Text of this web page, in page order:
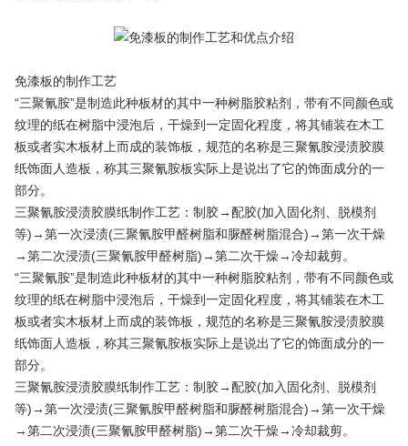
免漆板的制作工艺
“三聚氰胺”是制造此种板材的其中一种树脂胶粘剂，带有不同颜色或
纹理的纸在树脂中浸泡后，干燥到一定固化程度，将其铺装在木工
板或者实木板材上而成的装饰板，规范的名称是三聚氰胺浸渍胶膜
纸饰面人造板，称其三聚氰胺板实际上是说出了它的饰面成分的一
部分。
三聚氰胺浸渍胶膜纸制作工艺：制胶→配胶(加入固化剂、脱模剂
等)→第一次浸渍(三聚氰胺甲醛树脂和脲醛树脂混合)→第一次干燥
→第二次浸渍(三聚氰胺甲醛树脂)→第二次干燥→冷却裁剪。
“三聚氰胺”是制造此种板材的其中一种树脂胶粘剂，带有不同颜色或
纹理的纸在树脂中浸泡后，干燥到一定固化程度，将其铺装在木工
板或者实木板材上而成的装饰板，规范的名称是三聚氰胺浸渍胶膜
纸饰面人造板，称其三聚氰胺板实际上是说出了它的饰面成分的一
部分。
三聚氰胺浸渍胶膜纸制作工艺：制胶→配胶(加入固化剂、脱模剂
等)→第一次浸渍(三聚氰胺甲醛树脂和脲醛树脂混合)→第一次干燥
→第二次浸渍(三聚氰胺甲醛树脂)→第二次干燥→冷却裁剪。